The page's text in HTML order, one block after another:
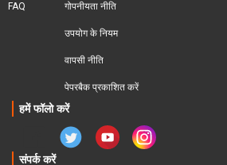
FAQ गोपनीयता नीति
उपयोग के नियम
वापसी नीति
पेपरबैक प्रकाशित करें
हमें फॉलो करें
संपर्क करें